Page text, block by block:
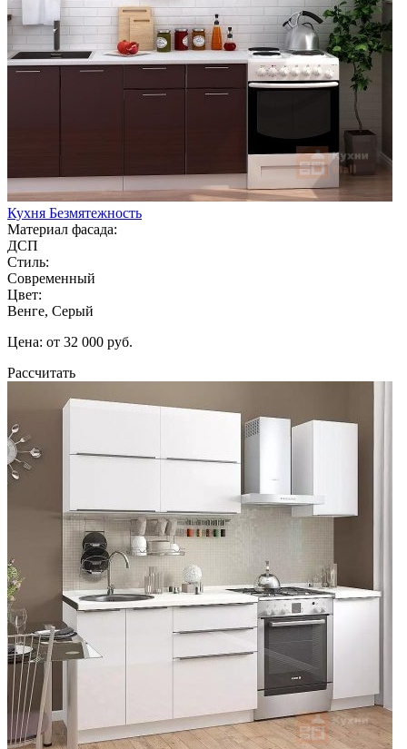
Кухня Безмятежность
Материал фасада:
ДСП
Стиль:
Современный
Цвет:
Венге, Серый
Цена: от 32 000 руб.
Рассчитать